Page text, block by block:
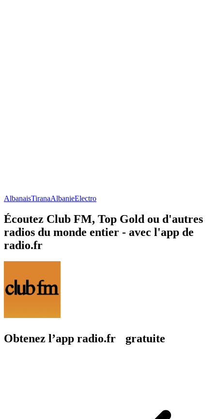
AlbanaisTiranaAlbanieElectro
Écoutez Club FM, Top Gold ou d'autres
radios du monde entier - avec l'app de
radio.fr
Obtenez l’app radio.fr gratuite